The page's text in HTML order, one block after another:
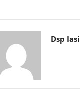
Dsp Iasi